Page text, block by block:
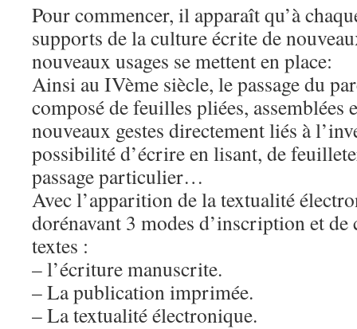
Pour commencer, il apparaît qu’à
supports de la culture écrite de
nouveaux usages se mettent en place:
Ainsi au IVème siècle, le passage du
composé de feuilles pliées, assemblées
nouveaux gestes directement liés à
possibilité d’écrire en lisant, de
passage particulier…
Avec l’apparition de la textualité
dorénavant 3 modes d’inscription et
textes :
– l’écriture manuscrite.
– La publication imprimée.
– La textualité électronique.